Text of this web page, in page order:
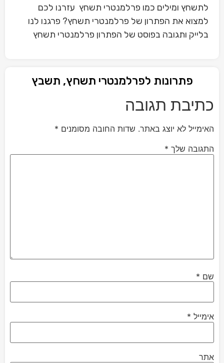
לתשחץ ומילים כמו פרלמנטרי תשחץ עזרנו לכם
למצוא את הפתרון של פרלמנטרי תשחץ? פרגנו לנו
בלייק ותגובה בפוסט של הפתרון פרלמנטרי תשחץ
פתרונות לפרלמנטרי תשחץ, תשבץ
כתיבת תגובה
האימייל לא יוצג באתר. שדות החובה מסומנים *
התגובה שלך *
שם *
אימייל *
אתר